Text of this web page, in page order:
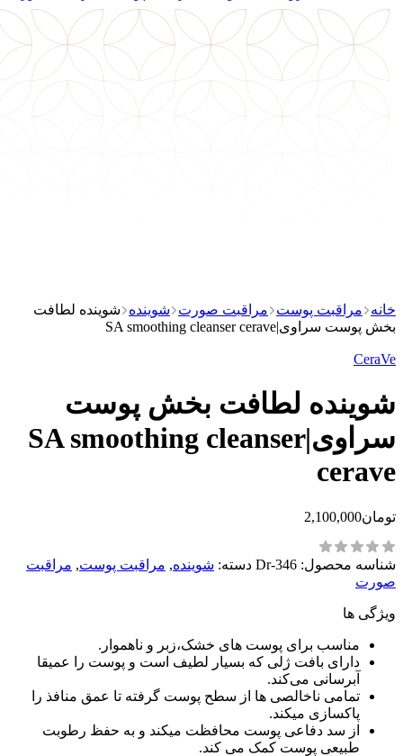
خانه مراقبت پوست مراقبت صورت شوینده
شوینده لطافت
بخش پوست سراوی|SA smoothing cleanser cerave
CeraVe
شوینده لطافت بخش پوست
سراوی|SA smoothing cleanser
cerave
تومان2,100,000
شناسه محصول: Dr-346 دسته: شوینده, مراقبت پوست, مراقبت
صورت
ویژگی ها
مناسب برای پوست های خشک،زبر و ناهموار.
دارای بافت ژلی که بسیار لطیف است و پوست را عمیقا
آبرسانی می‌کند.
تمامی ناخالصی ها از سطح پوست گرفته تا عمق منافذ را
پاکسازی میکند.
از سد دفاعی پوست محافظت میکند و به حفظ رطوبت
طبیعی پوست کمک می کند.